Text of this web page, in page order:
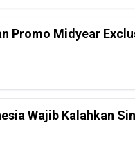
Promo Midyear
Wajib Kalahkan